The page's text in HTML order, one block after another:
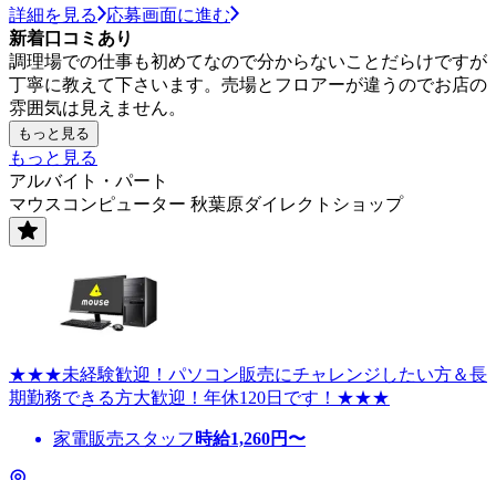
詳細を見る
応募画面に進む
新着口コミあり
調理場での仕事も初めてなので分からないことだらけですが
丁寧に教えて下さいます。売場とフロアーが違うのでお店の
雰囲気は見えません。
もっと見る
もっと見る
アルバイト・パート
マウスコンピューター 秋葉原ダイレクトショップ
★★★未経験歓迎！パソコン販売にチャレンジしたい方＆長
期勤務できる方大歓迎！年休120日です！★★★
家電販売スタッフ 時給1,260円〜